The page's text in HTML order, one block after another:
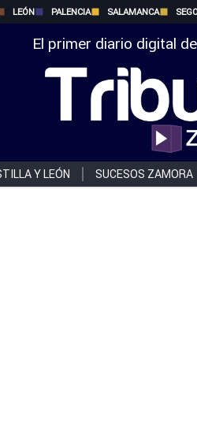
LEÓN PALENCIA SALAMANCA
El primer diario digital
Y LEÓN SUCESOS ZAMORA